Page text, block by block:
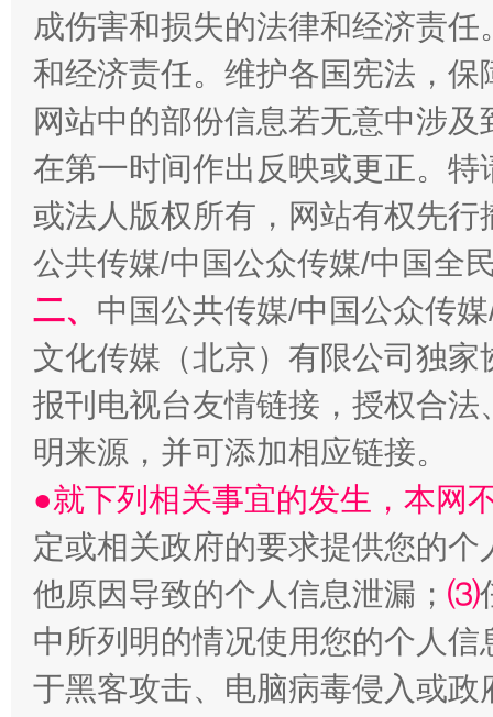
魏明亮
“刷贴”乱象丛生
生
揭批美国五大"原罪" "炒
成伤害和损失的法律和经济责
和经济责任。维护各国宪法，
网站中的部份信息若无意中涉
在第一时间作出反映或更正。
或法人版权所有，网站有权先
公共传媒/中国公众传媒/中国全
二、 中国公共传媒/中国公众传
文化传媒（北京）有限公司独
报刊电视台友情链接，授权合
明来源，并可添加相应链接。
●就下列相关事宜的发生，本网
定或相关政府的要求提供您的个
他原因导致的个人信息泄漏； ⑶
中所列明的情况使用您的个人
于黑客攻击、电脑病毒侵入或